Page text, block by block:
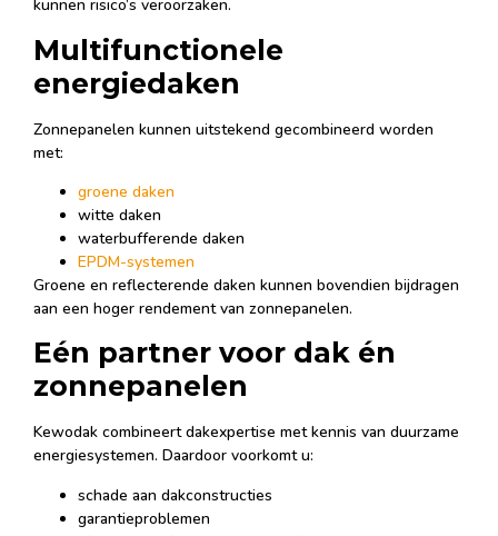
kunnen risico’s veroorzaken.
Multifunctionele
energiedaken
Zonnepanelen kunnen uitstekend gecombineerd worden
met:
groene daken
witte daken
waterbufferende daken
EPDM-systemen
Groene en reflecterende daken kunnen bovendien bijdragen
aan een hoger rendement van zonnepanelen.
Eén partner voor dak én
zonnepanelen
Kewodak combineert dakexpertise met kennis van duurzame
energiesystemen. Daardoor voorkomt u:
schade aan dakconstructies
garantieproblemen